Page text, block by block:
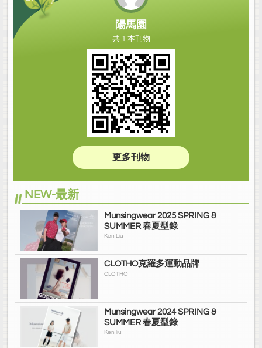
陽馬園
共 1 本刊物
更多刊物
NEW-最新
Munsingwear 2025 SPRING &
SUMMER 春夏型錄
Ken Liu
CLOTHO克羅多運動品牌
CLOTHO
Munsingwear 2024 SPRING &
SUMMER 春夏型錄
Ken liu